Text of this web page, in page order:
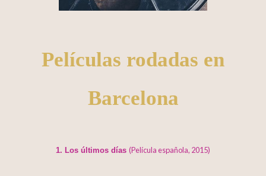
Películas rodadas en
Barcelona
1. Los últimos días (Película española, 2015)